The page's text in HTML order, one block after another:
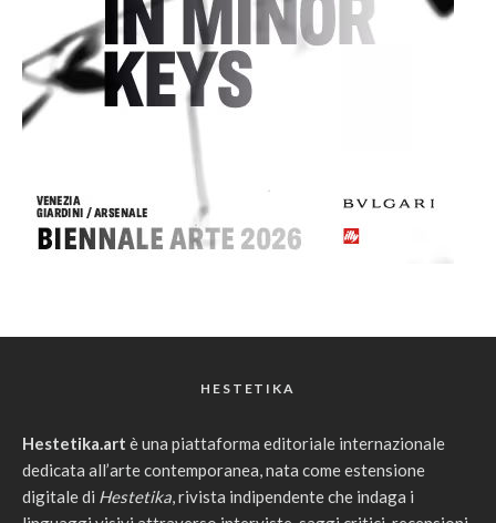
HESTETIKA
Hestetika.art è una piattaforma editoriale internazionale
dedicata all’arte contemporanea, nata come estensione
digitale di Hestetika, rivista indipendente che indaga i